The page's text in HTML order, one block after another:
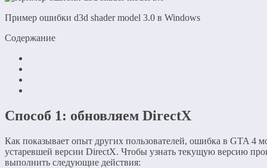
Пример ошибки d3d shader model 3.0 в Windows
Содержание
Способ 1: обновляем DirectX
Как показывает опыт других пользователей, ошибка в GTA 4
устаревшей версии DirectX. Чтобы узнать текущую версию
выполнить следующие действия: